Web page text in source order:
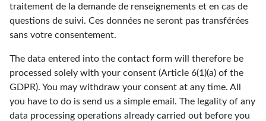
traitement de la demande de renseignements et en cas de
questions de suivi. Ces données ne seront pas transférées
sans votre consentement.
The data entered into the contact form will therefore be
processed solely with your consent (Article 6(1)(a) of the
GDPR). You may withdraw your consent at any time. All
you have to do is send us a simple email. The legality of any
data processing operations already carried out before you